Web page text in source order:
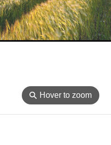
⚲ Hover to zoom